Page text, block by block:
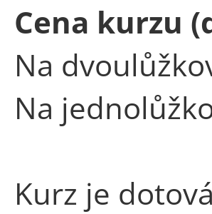
Cena kurzu
Na
Na
Kurz je